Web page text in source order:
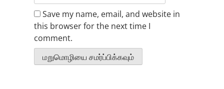
Save my name, email, and website in
this browser for the next time I
comment.